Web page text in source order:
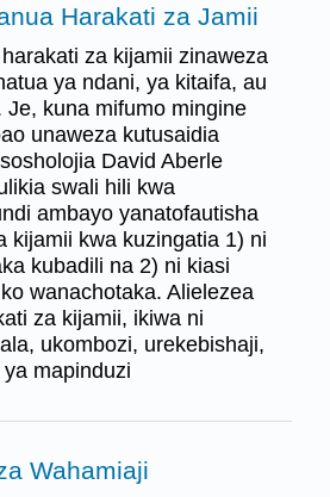
Harakati za Jamii
za kijamii zinaweza
ya ndani, ya kitaifa, au
Je, kuna mifumo mingine
unaweza kutusaidia
David Aberle
swali hili kwa
ambayo yanatofautisha
kijamii kwa kuzingatia 1) ni
kubadili na 2) ni kiasi
wanachotaka. Alielezea
za kijamii, ikiwa ni
ukombozi, urekebishaji,
mapinduzi
Wahamiaji